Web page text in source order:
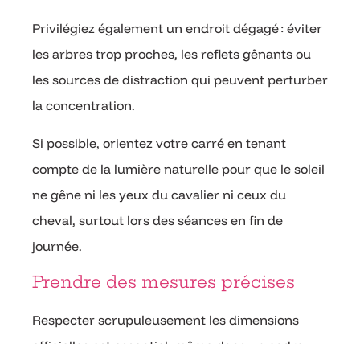
Privilégiez également un endroit dégagé : éviter
les arbres trop proches, les reflets gênants ou
les sources de distraction qui peuvent perturber
la concentration.
Si possible, orientez votre carré en tenant
compte de la lumière naturelle pour que le soleil
ne gêne ni les yeux du cavalier ni ceux du
cheval, surtout lors des séances en fin de
journée.
Prendre des mesures précises
Respecter scrupuleusement les dimensions